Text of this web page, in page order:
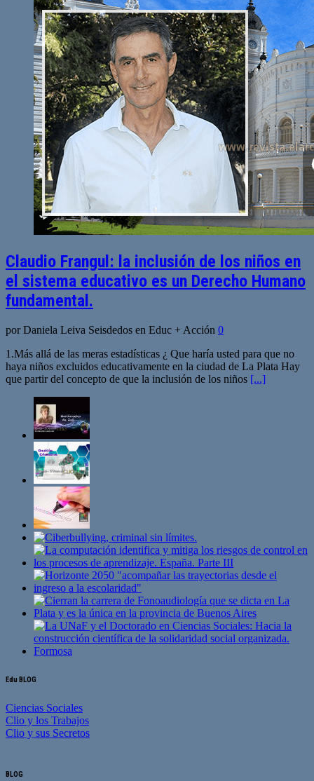
Claudio Frangul: la inclusión de los niños en
el sistema educativo es un Derecho Humano
fundamental.
por Daniela Leiva Seisdedos en Educ + Acción 0
1.Más allá de las meras estadísticas ¿ Que haría usted para que no
haya niños excluidos educativamente en la ciudad de La Plata Hay
que partir del concepto de que la inclusión de los niños [...]
Edu BLOG
Ciencias Sociales
Clio y los Trabajos
Clio y sus Secretos
BLOG